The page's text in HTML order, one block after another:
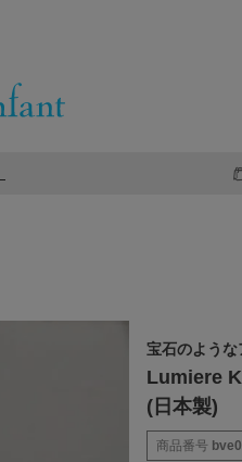
宝石のような
Lumiere
(日本製)
商品番号